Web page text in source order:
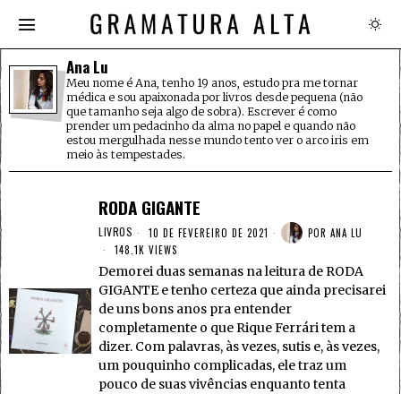
Ana Lu
Meu nome é Ana, tenho 19 anos, estudo pra me tornar
médica e sou apaixonada por livros desde pequena (não
que tamanho seja algo de sobra). Escrever é como
prender um pedacinho da alma no papel e quando não
estou mergulhada nesse mundo tento ver o arco iris em
meio às tempestades.
RODA GIGANTE
LIVROS 10 DE FEVEREIRO DE 2021 POR ANA LU
148.1K VIEWS
Demorei duas semanas na leitura de RODA
GIGANTE e tenho certeza que ainda precisarei
de uns bons anos pra entender
completamente o que Rique Ferrári tem a
dizer. Com palavras, às vezes, sutis e, às vezes,
um pouquinho complicadas, ele traz um
pouco de suas vivências enquanto tenta